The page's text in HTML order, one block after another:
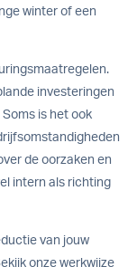
winter of een
investeringen
is het ook
de oorzaken en
intern als richting
van jouw
onze werkwijze